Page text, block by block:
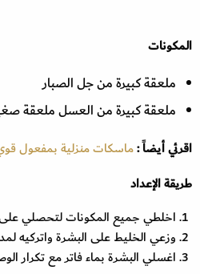
المكونات
ملعقة كبيرة من جل الصبار
ملعقة كبيرة من العسل ملعقة
اقرئي أيضاً :ماسكات منزلية بمفعول
طريقة الإعداد
اخلطي جميع المكونات لتحصلي على
وزعي الخليط على البشرة واتركيه لمدة 20
اغسلي البشرة بماء فاتر مع تكرار